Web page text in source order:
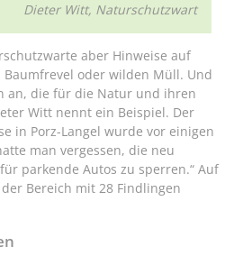
Dieter Witt, Naturschutzwart
aber Hinweise auf
Baumfrevel oder wilden Müll. Und
an, die für die Natur und ihren
Witt nennt ein Beispiel. Der
in Porz-Langel wurde vor einigen
man vergessen, die neu
parkende Autos zu sperren.“ Auf
Bereich mit 28 Findlingen